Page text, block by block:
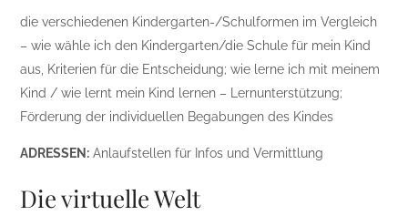
die verschiedenen Kindergarten-/Schulformen im Vergleich
– wie wähle ich den Kindergarten/die Schule für mein Kind
aus, Kriterien für die Entscheidung; wie lerne ich mit meinem
Kind / wie lernt mein Kind lernen – Lernunterstützung;
Förderung der individuellen Begabungen des Kindes
ADRESSEN: Anlaufstellen für Infos und Vermittlung
Die virtuelle Welt